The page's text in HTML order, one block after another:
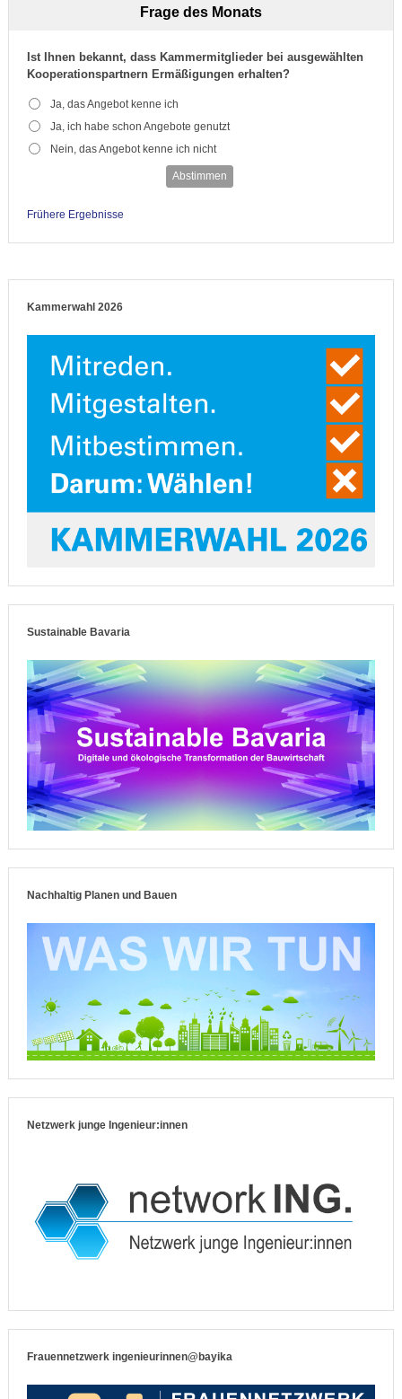
Frage des Monats
Ist Ihnen bekannt, dass Kammermitglieder bei ausgewählten
Kooperationspartnern Ermäßigungen erhalten?
Ja, das Angebot kenne ich
Ja, ich habe schon Angebote genutzt
Nein, das Angebot kenne ich nicht
Abstimmen
Frühere Ergebnisse
Kammerwahl 2026
Sustainable Bavaria
Nachhaltig Planen und Bauen
Netzwerk junge Ingenieur:innen
Frauennetzwerk ingenieurinnen@bayika